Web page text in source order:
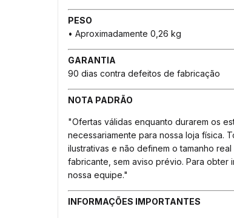
PESO
• Aproximadamente 0,26 kg
GARANTIA
90 dias contra defeitos de fabricação
NOTA PADRÃO
"Ofertas válidas enquanto durarem os
necessariamente para nossa loja física.
ilustrativas e não definem o tamanho
fabricante, sem aviso prévio. Para
nossa equipe."
INFORMAÇÕES IMPORTANTES